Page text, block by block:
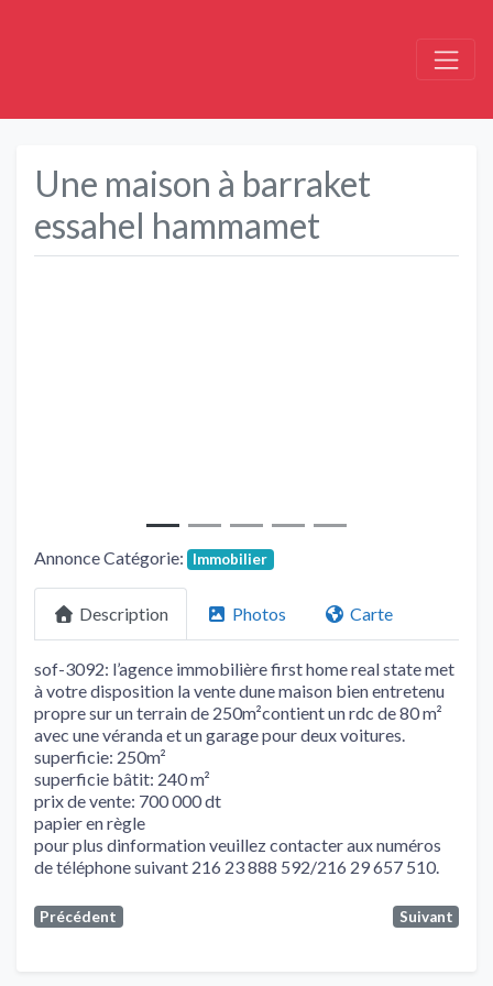
Une maison à barraket
essahel hammamet
Annonce Catégorie: Immobilier
Description Photos Carte
sof-3092: l’agence immobilière first home real state met
à votre disposition la vente dune maison bien entretenu
propre sur un terrain de 250m²contient un rdc de 80 m²
avec une véranda et un garage pour deux voitures.
superficie: 250m²
superficie bâtit: 240 m²
prix de vente: 700 000 dt
papier en règle
pour plus dinformation veuillez contacter aux numéros
de téléphone suivant 216 23 888 592/216 29 657 510.
Précédent Suivant